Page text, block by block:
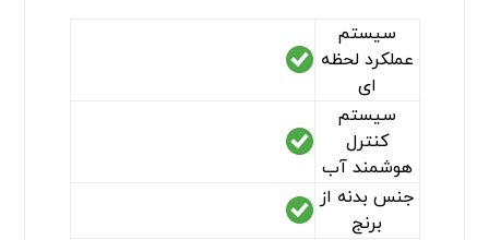
سیستم
عملکرد لحظه
ای
سیستم
کنترل
هوشمند آب
جنس بدنه از
برنج